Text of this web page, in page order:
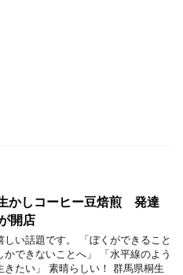
かしコーヒー豆焙煎 発達
開店
しい話題です。 「ぼくができること
できないことへ」 「水平線のよう
きたい」 素晴らしい！ 群馬県桐生